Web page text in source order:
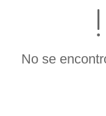
No se